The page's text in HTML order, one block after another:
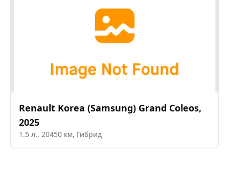
Renault Korea (Samsung) Grand Coleos,
2025
1.5 л., 20450 км, Гибрид